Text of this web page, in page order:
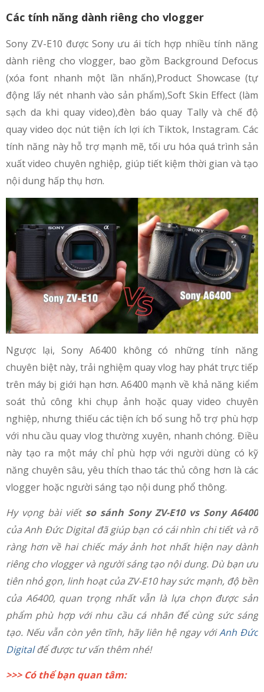
Các tính năng dành riêng cho vlogger
Sony ZV-E10 được Sony ưu ái tích hợp nhiều tính năng
dành riêng cho vlogger, bao gồm Background Defocus
(xóa font nhanh một lần nhấn),Product Showcase (tự
động lấy nét nhanh vào sản phẩm),Soft Skin Effect (làm
sạch da khi quay video),đèn báo quay Tally và chế độ
quay video dọc nút tiện ích lợi ích Tiktok, Instagram. Các
tính năng này hỗ trợ mạnh mẽ, tối ưu hóa quá trình sản
xuất video chuyên nghiệp, giúp tiết kiệm thời gian và tạo
nội dung hấp thụ hơn.
Ngược lại, Sony A6400 không có những tính năng
chuyên biệt này, trải nghiệm quay vlog hay phát trực tiếp
trên máy bị giới hạn hơn. A6400 mạnh về khả năng kiểm
soát thủ công khi chụp ảnh hoặc quay video chuyên
nghiệp, nhưng thiếu các tiện ích bổ sung hỗ trợ phù hợp
với nhu cầu quay vlog thường xuyên, nhanh chóng. Điều
này tạo ra một máy chỉ phù hợp với người dùng có kỹ
năng chuyên sâu, yêu thích thao tác thủ công hơn là các
vlogger hoặc người sáng tạo nội dung phổ thông.
Hy vọng bài viết so sánh Sony ZV-E10 vs Sony A6400
của Anh Đức Digital đã giúp bạn có cái nhìn chi tiết và rõ
ràng hơn về hai chiếc máy ảnh hot nhất hiện nay dành
riêng cho vlogger và người sáng tạo nội dung. Dù bạn ưu
tiên nhỏ gọn, linh hoạt của ZV-E10 hay sức mạnh, độ bền
của A6400, quan trọng nhất vẫn là lựa chọn được sản
phẩm phù hợp với nhu cầu cá nhân để cùng sức sáng
tạo. Nếu vẫn còn yên tĩnh, hãy liên hệ ngay vớiAnh Đức
Digitalđể được tư vấn thêm nhé!
>>> Có thể bạn quan tâm: